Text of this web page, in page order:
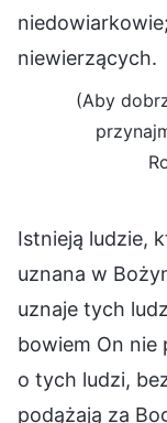
niewierzących.
(Aby
Istnieją ludzie,
uznana w
uznaje tych
bowiem On nie
o tych ludzi,
podążają za